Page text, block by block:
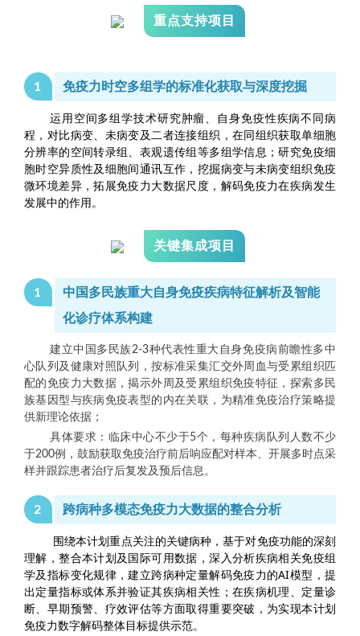
重点支持项目
1 免疫力时空多组学的标准化获取与深度挖掘
运用空间多组学技术研究肿瘤、自身免疫性疾病不同病
程，对比病变、未病变及二者连接组织，在同组织获取单细胞
分辨率的空间转录组、表观遗传组等多组学信息；研究免疫细
胞时空异质性及细胞间通讯互作，挖掘病变与未病变组织免疫
微环境差异，拓展免疫力大数据尺度，解码免疫力在疾病发生
发展中的作用。
关键集成项目
1
中国多民族重大自身免疫疾病特征解析及智能
化诊疗体系构建
建立中国多民族2-3种代表性重大自身免疫病前瞻性多中
心队列及健康对照队列，按标准采集汇交外周血与受累组织匹
配的免疫力大数据，揭示外周及受累组织免疫特征，探索多民
族基因型与疾病免疫表型的内在关联，为精准免疫治疗策略提
供新理论依据；
具体要求：临床中心不少于5个，每种疾病队列人数不少
于200例，鼓励获取免疫治疗前后响应配对样本、开展多时点采
样并跟踪患者治疗后复发及预后信息。
2 跨病种多模态免疫力大数据的整合分析
围绕本计划重点关注的关键病种，基于对免疫功能的深刻
理解，整合本计划及国际可用数据，深入分析疾病相关免疫组
学及指标变化规律，建立跨病种定量解码免疫力的AI模型，提
出定量指标或体系并验证其疾病相关性；在疾病机理、定量诊
断、早期预警、疗效评估等方面取得重要突破，为实现本计划
免疫力数字解码整体目标提供示范。